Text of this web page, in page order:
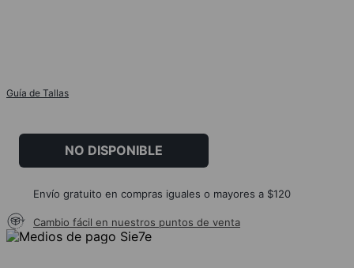
Guía de Tallas
NO DISPONIBLE
Envío gratuito en compras iguales o mayores a $120
Cambio fácil en nuestros puntos de venta